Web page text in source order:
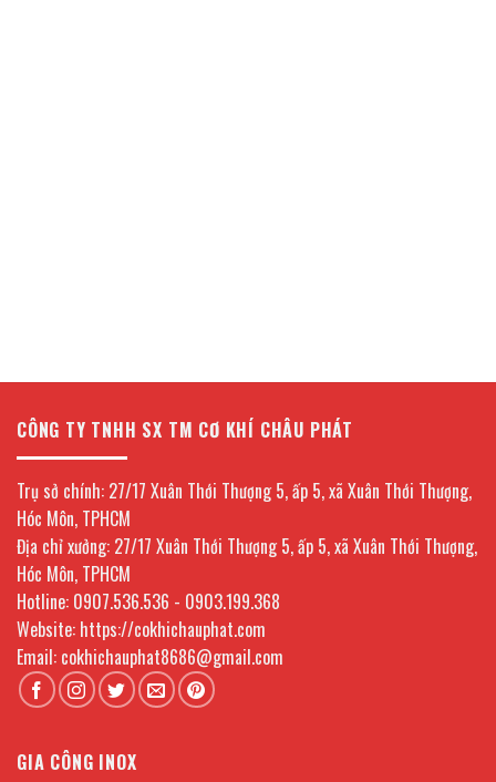
CÔNG TY TNHH SX TM CƠ KHÍ CHÂU PHÁT
Trụ sở chính: 27/17 Xuân Thới Thượng 5, ấp 5, xã Xuân Thới Thượng,
Hóc Môn, TPHCM
Địa chỉ xưởng: 27/17 Xuân Thới Thượng 5, ấp 5, xã Xuân Thới Thượng,
Hóc Môn, TPHCM
Hotline: 0907.536.536 - 0903.199.368
Website: https://cokhichauphat.com
Email: cokhichauphat8686@gmail.com
GIA CÔNG INOX